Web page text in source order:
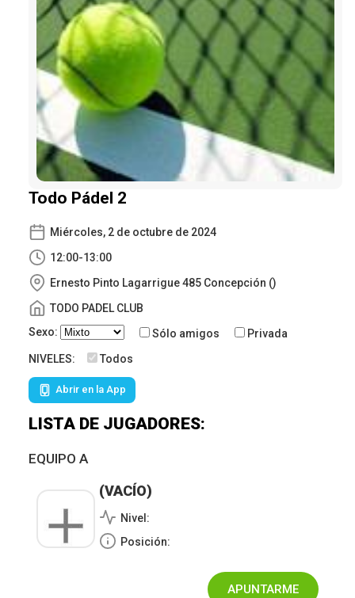
Todo Pádel 2
Miércoles, 2 de octubre de 2024
12:00-13:00
Ernesto Pinto Lagarrigue 485 Concepción ()
TODO PADEL CLUB
Sexo:
Sólo amigos
Privada
NIVELES:
Todos
Abrir en la App
LISTA DE JUGADORES:
EQUIPO A
(VACÍO)
Nivel:
Posición: